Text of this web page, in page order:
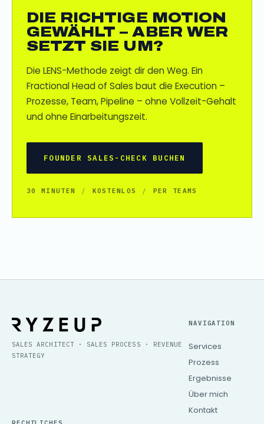
DIE RICHTIGE MOTION
GEWÄHLT – ABER WER
SETZT SIE UM?
Die LENS-Methode zeigt dir den Weg. Ein
Fractional Head of Sales baut die Execution –
Prozesse, Team, Pipeline – ohne Vollzeit-Gehalt
und ohne Einarbeitungszeit.
FOUNDER SALES-CHECK BUCHEN
30 MINUTEN / KOSTENLOS / PER TEAMS
SALES ARCHITECT · SALES PROCESS · REVENUE
STRATEGY
NAVIGATION
Services
Prozess
Ergebnisse
Über mich
Kontakt